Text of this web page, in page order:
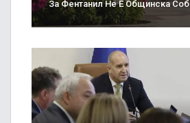
За Фентанил Не Е Общинска